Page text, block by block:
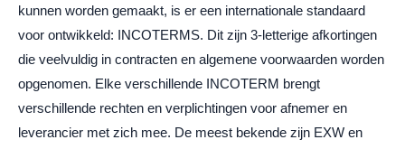
kunnen worden gemaakt, is er een internationale standaard
voor ontwikkeld: INCOTERMS. Dit zijn 3-letterige afkortingen
die veelvuldig in contracten en algemene voorwaarden worden
opgenomen. Elke verschillende INCOTERM brengt
verschillende rechten en verplichtingen voor afnemer en
leverancier met zich mee. De meest bekende zijn EXW en